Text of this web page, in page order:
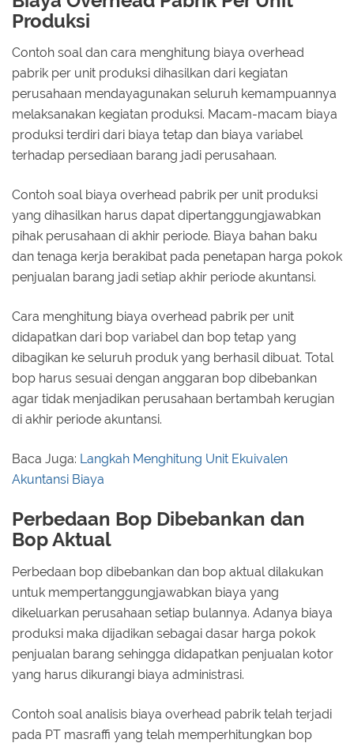
Produksi
Contoh soal dan cara menghitung biaya overhead
pabrik per unit produksi dihasilkan dari kegiatan
perusahaan mendayagunakan seluruh kemampuannya
melaksanakan kegiatan produksi. Macam-macam biaya
produksi terdiri dari biaya tetap dan biaya variabel
terhadap persediaan barang jadi perusahaan.
Contoh soal biaya overhead pabrik per unit produksi
yang dihasilkan harus dapat dipertanggungjawabkan
pihak perusahaan di akhir periode. Biaya bahan baku
dan tenaga kerja berakibat pada penetapan harga pokok
penjualan barang jadi setiap akhir periode akuntansi.
Cara menghitung biaya overhead pabrik per unit
didapatkan dari bop variabel dan bop tetap yang
dibagikan ke seluruh produk yang berhasil dibuat. Total
bop harus sesuai dengan anggaran bop dibebankan
agar tidak menjadikan perusahaan bertambah kerugian
di akhir periode akuntansi.
Baca Juga: Langkah Menghitung Unit Ekuivalen
Akuntansi Biaya
Perbedaan Bop Dibebankan dan
Bop Aktual
Perbedaan bop dibebankan dan bop aktual dilakukan
untuk mempertanggungjawabkan biaya yang
dikeluarkan perusahaan setiap bulannya. Adanya biaya
produksi maka dijadikan sebagai dasar harga pokok
penjualan barang sehingga didapatkan penjualan kotor
yang harus dikurangi biaya administrasi.
Contoh soal analisis biaya overhead pabrik telah terjadi
pada PT masraffi yang telah memperhitungkan bop